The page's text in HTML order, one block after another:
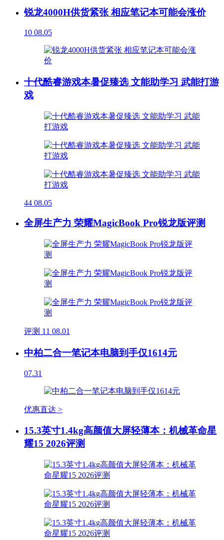
锐龙4000H供货紧张 相应笔记本可能会涨价
10 08.05
十代酷睿游戏本暑促臻选 文能助学习 武能打游
戏
44 08.05
全屏生产力 荣耀MagicBook Pro锐龙版评测
评测 11 08.01
中柏二合一笔记本电脑到手仅1614元
07.31
优惠直达 >
15.3英寸1.4kg高颜值大屏轻薄本：机械革命星
耀15 2026评测